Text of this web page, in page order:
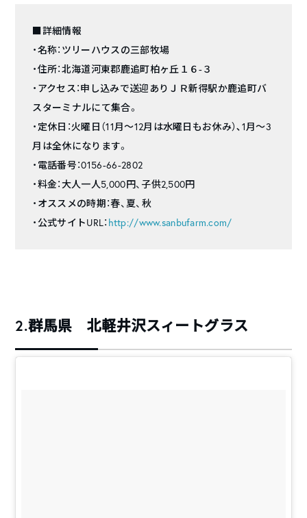
■詳細情報
・名称：ツリーハウスの三部牧場
・住所：北海道河東郡鹿追町柏ヶ丘１６-３
・アクセス：申し込みで送迎ありＪＲ新得駅か鹿追町バ
スターミナルにて集合。
・定休日：火曜日（11月～12月は水曜日もお休み）､1月～3
月は全休になります。
・電話番号：0156-66-2802
・料金：大人一人5,000円、子供2,500円
・オススメの時期：春、夏、秋
・公式サイトURL： http://www.sanbufarm.com/
2.群馬県 北軽井沢スィートグラス